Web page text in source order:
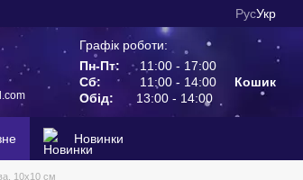
РусУкр
Графік роботи:
Пн-Пт:
11:00 - 17:00
Сб:
11:00 - 14:00
Обід:
13:00 - 14:00
Кошик
Новинки
10х10 см